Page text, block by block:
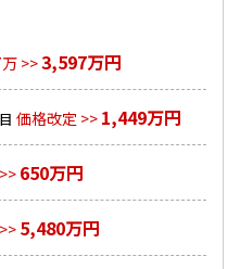
>>3,597万円
価格改定 >> 1,449万円
650万円
5,480万円